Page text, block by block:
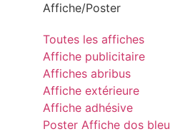
Affiche/Poster
Toutes les affiches
Affiche publicitaire
Affiches abribus
Affiche extérieure
Affiche adhésive
Poster Affiche dos bleu